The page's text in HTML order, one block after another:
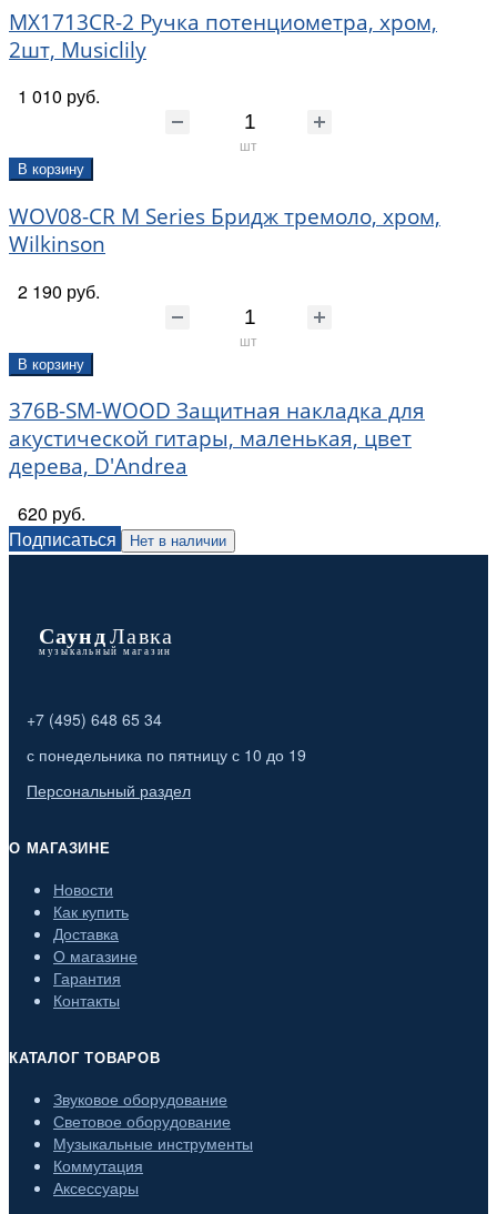
MX1713CR-2 Ручка потенциометра, хром,
2шт, Musiclily
1 010 руб.
шт
В корзину
WOV08-CR M Series Бридж тремоло, хром,
Wilkinson
2 190 руб.
шт
В корзину
376B-SM-WOOD Защитная накладка для
акустической гитары, маленькая, цвет
дерева, D'Andrea
620 руб.
Подписаться
Нет в наличии
+7 (495) 648 65 34
с понедельника по пятницу с 10 до 19
Персональный раздел
О МАГАЗИНЕ
Новости
Как купить
Доставка
О магазине
Гарантия
Контакты
КАТАЛОГ ТОВАРОВ
Звуковое оборудование
Световое оборудование
Музыкальные инструменты
Коммутация
Аксессуары